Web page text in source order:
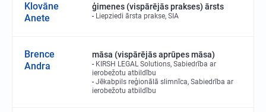
Klovāne
Anete
ģimenes (vispārējās prakses) ārsts
Liepziedi ārsta prakse, SIA
Brence
Andra
māsa (vispārējās aprūpes māsa)
KIRSH LEGAL Solutions, Sabiedrība ar
ierobežotu atbildību
Jēkabpils reģionālā slimnīca, Sabiedrība ar
ierobežotu atbildību